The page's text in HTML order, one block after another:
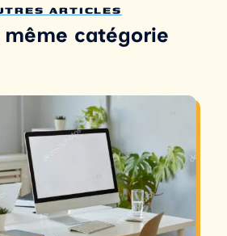
ARTICLES
même catégorie